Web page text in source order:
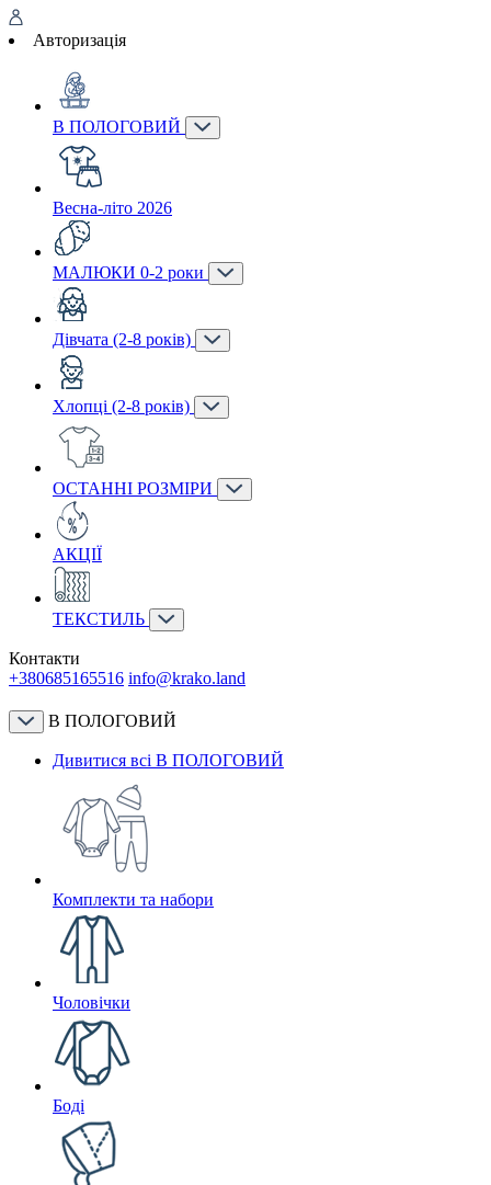
Авторизація
В ПОЛОГОВИЙ
Весна-літо 2026
МАЛЮКИ 0-2 роки
Дівчата (2-8 років)
Хлопці (2-8 років)
ОСТАННІ РОЗМІРИ
АКЦІЇ
ТЕКСТИЛЬ
Контакти
+380685165516 info@krako.land
В ПОЛОГОВИЙ
Дивитися всі В ПОЛОГОВИЙ
Комплекти та набори
Чоловічки
Боді